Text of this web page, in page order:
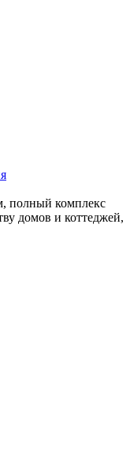
полный комплекс
домов и коттеджей,